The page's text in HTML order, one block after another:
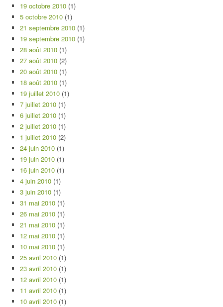
19 octobre 2010 (1)
5 octobre 2010 (1)
21 septembre 2010 (1)
19 septembre 2010 (1)
28 août 2010 (1)
27 août 2010 (2)
20 août 2010 (1)
18 août 2010 (1)
19 juillet 2010 (1)
7 juillet 2010 (1)
6 juillet 2010 (1)
2 juillet 2010 (1)
1 juillet 2010 (2)
24 juin 2010 (1)
19 juin 2010 (1)
16 juin 2010 (1)
4 juin 2010 (1)
3 juin 2010 (1)
31 mai 2010 (1)
26 mai 2010 (1)
21 mai 2010 (1)
12 mai 2010 (1)
10 mai 2010 (1)
25 avril 2010 (1)
23 avril 2010 (1)
12 avril 2010 (1)
11 avril 2010 (1)
10 avril 2010 (1)